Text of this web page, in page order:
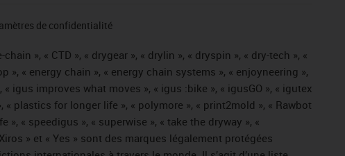
de confidentialité
», « CTD », « drygear », « drylin », « dryspin », « dry-tech », «
», « energy chain », « energy chain systems », « enjoyneering »,
igus improves what moves », « igus :bike », « igusGO », « igutex
plastics for longer life », « polymore », « print2mold », « Rawbot
», « speedigus », « superwise », « take the dryway », «
» et « Yes » sont des marques légalement protégées